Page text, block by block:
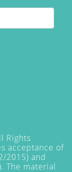
Rights
acceptance of
2015) and
The material